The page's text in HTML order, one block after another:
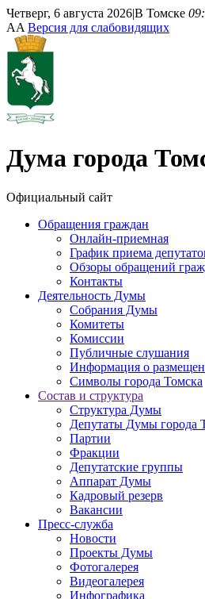
Четверг, 6 августа 2026|В Томске
AA Версия для слабовидящих
Дума города
Официальный сайт
Обращения граждан
Онлайн-приемная
График приема
Обзоры обращений
Контакты
Деятельность Думы
Собрания Думы
Комитеты
Комиссии
Публичные слушания
Информация о
Символы города Томска
Состав и структура
Структура Думы
Депутаты Думы города
Партии
Фракции
Депутатские группы
Аппарат Думы
Кадровый резерв
Вакансии
Пресс-служба
Новости
Проекты Думы
Фотогалерея
Видеогалерея
Инфографика